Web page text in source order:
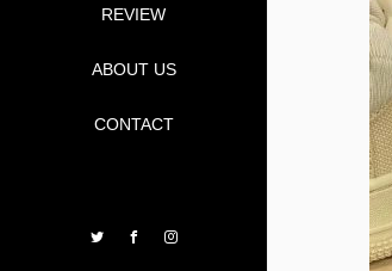
REVIEW
ABOUT US
CONTACT
TwitterFacebook